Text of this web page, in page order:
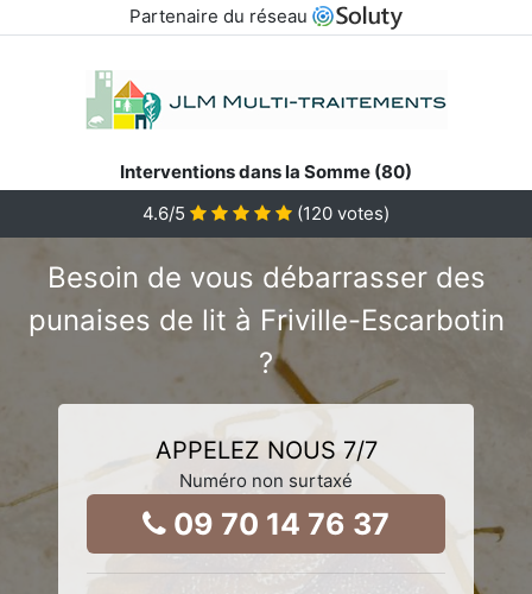
Partenaire du réseau
Interventions dans la Somme (80)
4.6/5 (120 votes)
Besoin de vous débarrasser des
punaises de lit à Friville-Escarbotin
?
APPELEZ NOUS 7/7
Numéro non surtaxé
09 70 14 76 37